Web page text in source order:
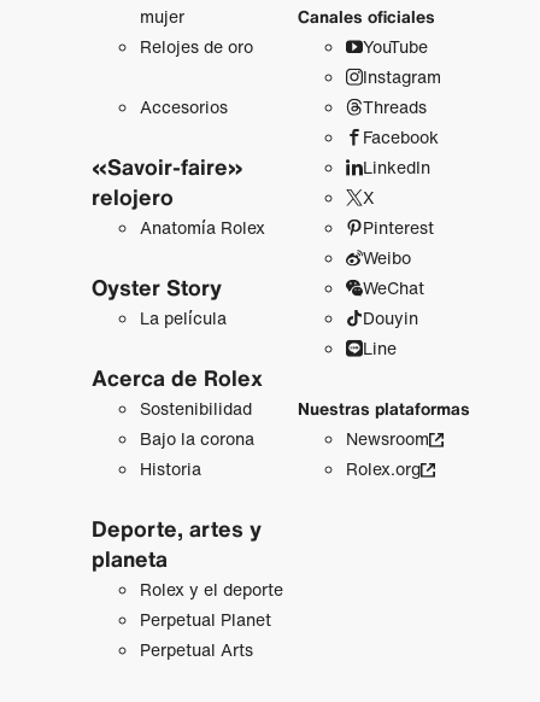
mujer
Relojes de oro
Accesorios
«Savoir-faire»
relojero
Anatomía Rolex
Oyster Story
La película
Acerca de Rolex
Sostenibilidad
Bajo la corona
Historia
Deporte, artes y
planeta
Rolex y el deporte
Perpetual Planet
Perpetual Arts
Canales oficiales
YouTube
Instagram
Threads
Facebook
LinkedIn
X
Pinterest
Weibo
WeChat
Douyin
Line
Nuestras plataformas
Newsroom
Rolex.org